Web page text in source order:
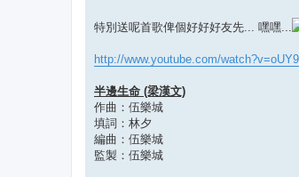
特別送呢首歌俾個好好好友先... 嘿嘿...
http://www.youtube.com/
半邊生命 (梁漢文)
作曲：伍樂城
填詞：林夕
編曲：伍樂城
監製：伍樂城